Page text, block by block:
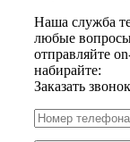
ибп
imac
Наша служба
любые
отправляйте
набирайте:
Заказать звонок